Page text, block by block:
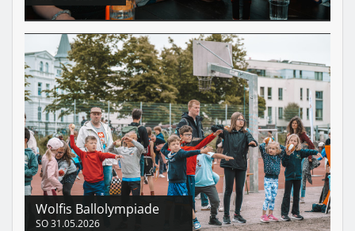
Wolfis Ballolympiade
SO31.05.2026